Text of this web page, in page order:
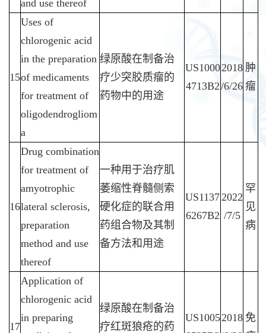
and use thereof
15
Uses of
chlorogenic acid
in the preparation
of medicaments
for treatment of
oligodendrogliom
a
绿原酸在制备治
疗少突胶质瘤的
药物中的用途
US1000
4713B2
2018
/6/26
肿
瘤
16
Drug combination
for treatment of
amyotrophic
lateral sclerosis,
preparation
method and use
thereof
一种用于治疗肌
萎缩性脊髓侧索
硬化症的联合用
药组合物及其制
备方法和用途
US1137
6267B2
2022
/7/5
罕
见
病
17
Application of
chlorogenic acid
in preparing
绿原酸在制备治
疗红斑狼疮的药
US10052018 免